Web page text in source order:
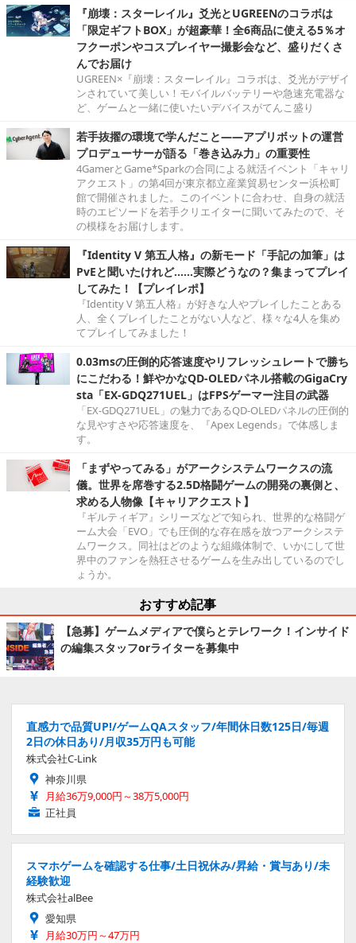
『崩壊：スターレイル』爻光とUGREENのコラボは
「限定ギフトBOX」が超豪華！全6商品に使える5％オ
フクーポンやコスプレイヤー撮影会など、盛りだくさ
んでお届け
UGREEN×『崩壊：スターレイル』コラボは、爻光がデザイ
ンされていて美しい！モバイルバッテリーや急速充電器な
ど、ゲームと一緒に使いたいデバイスがてんこ盛り
若手抜擢の環境で学んだこと――アプリボットの運営
プロデューサーが語る「巻き込み力」の重要性
4GamerとGame*Sparkの合同による就活イベント「キャリ
アクエスト」の第4回が東京都立産業貿易センター浜松町
館で開催されました。このイベントに合わせ、自身の就活
時のエピソードを若手クリエイターに聞いてみたので、そ
の模様をお届けします。
『Identity V 第五人格』の新モード「手記の加筆」は
PvEと聞いたけれど……実際どうなの？集まってプレイ
してみた！【プレイレポ】
『Identity V 第五人格』が好きな人やプレイしたことある
人、全くプレイしたことがない人など、様々な4人を集め
てプレイしてみました！
0.03msの圧倒的応答速度やリフレッシュレートで勝ち
にこだわる！鮮やかなQD-OLEDパネル搭載のGigaCry
sta「EX-GDQ271UEL」はFPSゲーマー注目の武器
「EX-GDQ271UEL」の魅力であるQD-OLEDパネルの圧倒的
な見やすさや応答速度を、『Apex Legends』で体感しま
す。
「まずやってみる」がアークシステムワークスの流
儀。世界を席巻する2.5D格闘ゲームの開発の裏側と、
求める人物像【キャリアクエスト】
『ギルティギア』シリーズなどで知られ、世界的な格闘ゲ
ーム大会「EVO」でも圧倒的な存在感を放つアークシステ
ムワークス。同社はどのような組織体制で、いかにして世
界中のファンを熱狂させるゲームを生み出しているのでし
ょうか。
おすすめ記事
【急募】ゲームメディアで僕らとテレワーク！インサイド
の編集スタッフorライターを募集中
直感力で品質UP!/ゲームQAスタッフ/年間休日数125日/毎週
2日の休日あり/月収35万円も可能
株式会社C-Link
神奈川県
月給36万9,000円～38万5,000円
正社員
スマホゲームを確認する仕事/土日祝休み/昇給・賞与あり/未
経験歓迎
株式会社alBee
愛知県
月給30万円～47万円